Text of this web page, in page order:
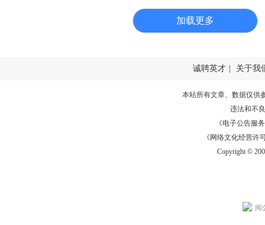
加载更多
诚聘英才 关于我
本站所有文章、数据仅供
违法和不
《电子公告服务
《网络文化经营许
Copyright ©
闽